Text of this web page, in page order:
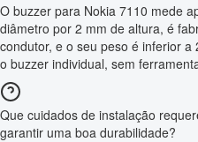
O buzzer para Nokia 7110 mede
diâmetro por 2 mm de altura, é
condutor, e o seu peso é inferior
o buzzer individual, sem
Que cuidados de instalação
garantir uma boa durabilidade?